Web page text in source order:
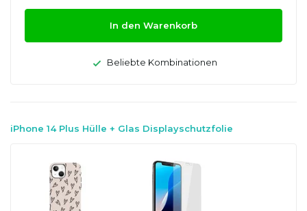
In den Warenkorb
Beliebte Kombinationen
iPhone 14 Plus Hülle + Glas Displayschutzfolie